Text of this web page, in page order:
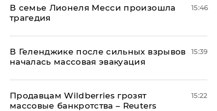
В семье Лионеля Месси произошла
трагедия
15:46
В Геленджике после сильных взрывов
началась массовая эвакуация
15:39
Продавцам Wildberries грозят
массовые банкротства – Reuters
15:22